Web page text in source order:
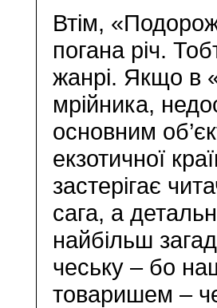
Втім,
погана річ.
жанрі. Якщо в
мрійника,
основним
екзотичної
застерігає
сага, а
найбільш
чеську – бо
товаришем –